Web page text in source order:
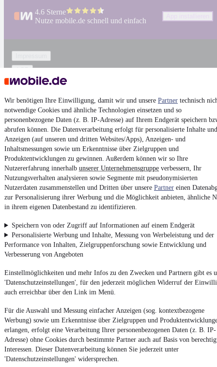
Wir benötigen Ihre Einwilligung, damit wir und unsere Partner technisch
notwendige Cookies und ähnliche Technologien einsetzen und so
personenbezogene Daten (z. B. IP-Adresse) auf Ihrem Endgerät speichern
abrufen können. Die Datenverarbeitung erfolgt für personalisierte Inhalte und
Anzeigen (auf unseren und dritten Websites/Apps), Anzeigen- und
Inhaltsmessungen sowie um Erkenntnisse über Zielgruppen und
Produktentwicklungen zu gewinnen. Außerdem können wir so Ihre
Nutzererfahrung innerhalb unserer Unternehmensgruppe verbessern, Ihr
Nutzungsverhalten analysieren sowie Segmente mit pseudonymisierten
Nutzerdaten zusammenstellen und Dritten über unsere Partner einen
zur Personalisierung ihrer Werbung und die Möglichkeit anbieten, ähnliche
in ihrem eigenen Datenbestand zu identifizieren.
Speichern von oder Zugriff auf Informationen auf einem Endgerät
Personalisierte Werbung und Inhalte, Messung von Werbeleistung und der
Performance von Inhalten, Zielgruppenforschung sowie Entwicklung und
Verbesserung von Angeboten
Einstellmöglichkeiten und mehr Infos zu den Zwecken und Partnern gibt es
'Datenschutzeinstellungen', für den jederzeit möglichen Widerruf der
auch erreichbar über den Link im Menü.
Für die Auswahl und Messung einfacher Anzeigen (sog. kontextbezogene
Werbung) sowie um Erkenntnisse über Zielgruppen und
erlangen, erfolgt eine Verarbeitung Ihrer personenbezogenen Daten (z. B. IP-
Adresse) ohne Cookies durch bestimmte Partner auch auf Basis von
Interessen. Dieser Datenverarbeitung können Sie jederzeit unter
'Datenschutzeinstellungen' widersprechen.
4.6 Sterne
Nutze mobile.de schnell und einfach
AGB
Vertrag widerrufen
Datenschutz
Datenschutzeinstellungen
Erklärung zur Barrierefreiheit
Report Security Vulnerability (English)
Powered by
VonAuto verkaufenüberE-BikesundGebrauchtwagen:
Besuchemobile.de